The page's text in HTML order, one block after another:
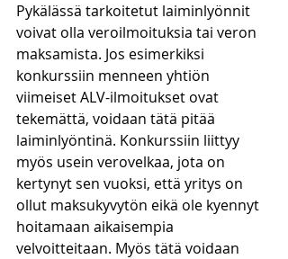
Pykälässä tarkoitetut laiminlyönnit
voivat olla veroilmoituksia tai veron
maksamista. Jos esimerkiksi
konkurssiin menneen yhtiön
viimeiset ALV-ilmoitukset ovat
tekemättä, voidaan tätä pitää
laiminlyöntinä. Konkurssiin liittyy
myös usein verovelkaa, jota on
kertynyt sen vuoksi, että yritys on
ollut maksukyvytön eikä ole kyennyt
hoitamaan aikaisempia
velvoitteitaan. Myös tätä voidaan